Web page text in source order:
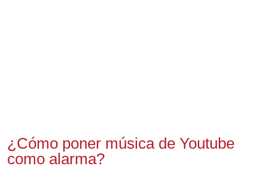
¿Cómo poner música de Youtube
como alarma?